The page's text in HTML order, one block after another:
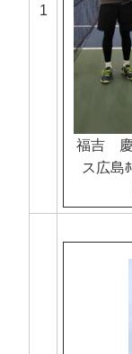
1
福吉 慶
ス広島ﾎ